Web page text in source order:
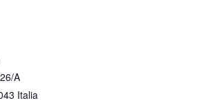
A
Italia